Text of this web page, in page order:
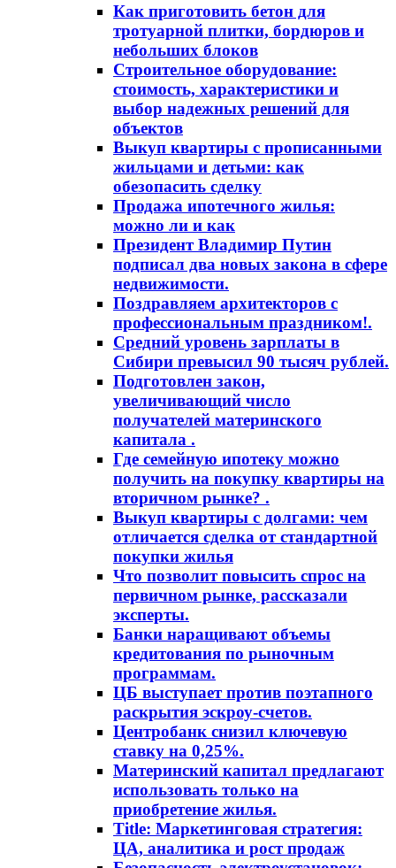
Как приготовить бетон для
тротуарной плитки, бордюров и
небольших блоков
Строительное оборудование:
стоимость, характеристики и
выбор надежных решений для
объектов
Выкуп квартиры с прописанными
жильцами и детьми: как
обезопасить сделку
Продажа ипотечного жилья:
можно ли и как
Президент Владимир Путин
подписал два новых закона в сфере
недвижимости.
Поздравляем архитекторов с
профессиональным праздником!.
Средний уровень зарплаты в
Сибири превысил 90 тысяч рублей.
Подготовлен закон,
увеличивающий число
получателей материнского
капитала .
Где семейную ипотеку можно
получить на покупку квартиры на
вторичном рынке? .
Выкуп квартиры с долгами: чем
отличается сделка от стандартной
покупки жилья
Что позволит повысить спрос на
первичном рынке, рассказали
эксперты.
Банки наращивают объемы
кредитования по рыночным
программам.
ЦБ выступает против поэтапного
раскрытия эскроу-счетов.
Центробанк снизил ключевую
ставку на 0,25%.
Материнский капитал предлагают
использовать только на
приобретение жилья.
Title: Маркетинговая стратегия:
ЦА, аналитика и рост продаж